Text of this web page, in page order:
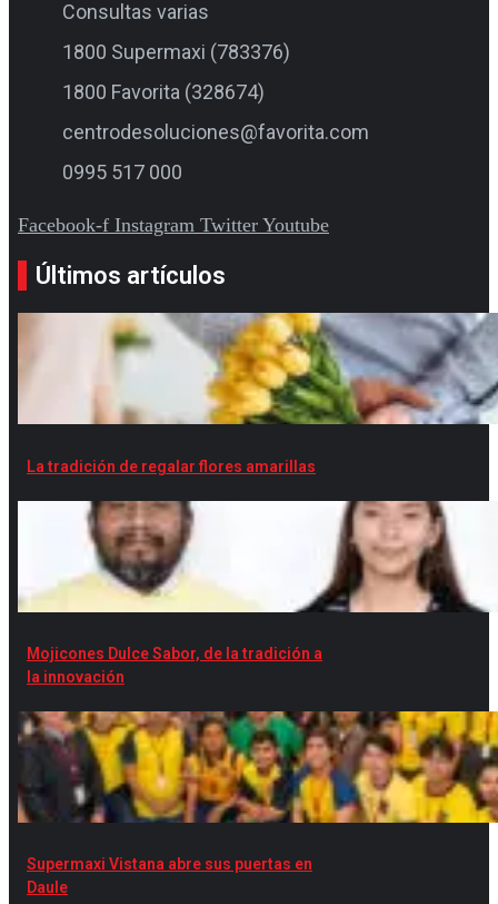
Consultas varias
1800 Supermaxi (783376)
1800 Favorita (328674)
centrodesoluciones@favorita.com
0995 517 000
Facebook-f Instagram Twitter Youtube
Últimos artículos
La tradición de regalar flores amarillas
Mojicones Dulce Sabor, de la tradición a
la innovación
Supermaxi Vistana abre sus puertas en
Daule